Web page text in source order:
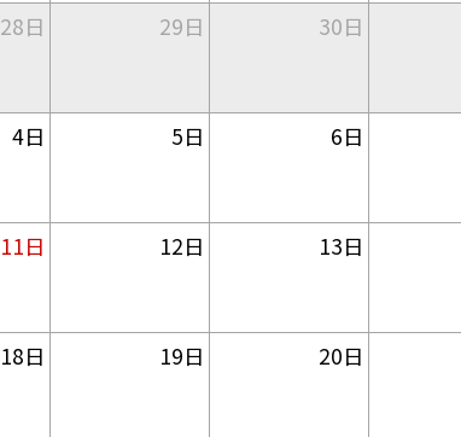
28日 29日 30日
4日 5日 6日
11日 12日 13日
18日 19日 20日